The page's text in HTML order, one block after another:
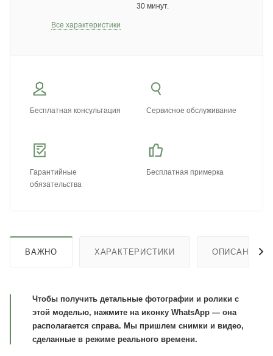
30 минут.
Все характеристики
Бесплатная консультация Сервисное обслуживание
Гарантийные
обязательства
Бесплатная примерка
ВАЖНО ХАРАКТЕРИСТИКИ ОПИСАНИЕ
Чтобы получить детальные фотографии и ролики с
этой моделью, нажмите на иконку WhatsApp — она
располагается справа. Мы пришлем снимки и видео,
сделанные в режиме реального времени.